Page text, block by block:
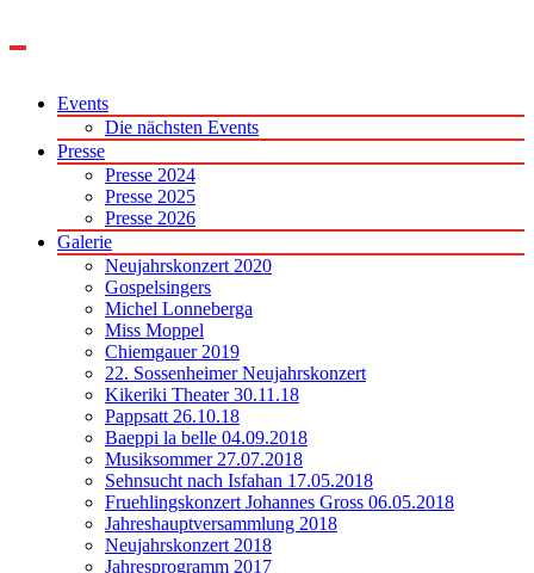
Events
Die nächsten Events
Presse
Presse 2024
Presse 2025
Presse 2026
Galerie
Neujahrskonzert 2020
Gospelsingers
Michel Lonneberga
Miss Moppel
Chiemgauer 2019
22. Sossenheimer Neujahrskonzert
Kikeriki Theater 30.11.18
Pappsatt 26.10.18
Baeppi la belle 04.09.2018
Musiksommer 27.07.2018
Sehnsucht nach Isfahan 17.05.2018
Fruehlingskonzert Johannes Gross 06.05.2018
Jahreshauptversammlung 2018
Neujahrskonzert 2018
Jahresprogramm 2017